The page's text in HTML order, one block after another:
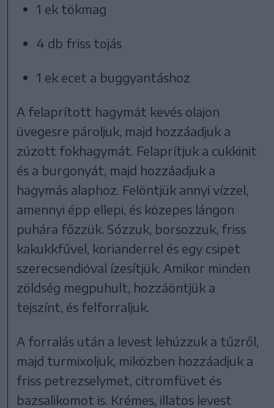
1 ek tökmag
4 db friss tojás
1 ek ecet a buggyantáshoz
A felaprított hagymát kevés olajon
üvegesre pároljuk, majd hozzáadjuk a
zúzott fokhagymát. Felaprítjuk a cukkinit
és a burgonyát, majd hozzáadjuk a
hagymás alaphoz. Felöntjük annyi vízzel,
amennyi épp ellepi, és közepes lángon
puhára főzzük. Sózzuk, borsozzuk, friss
kakukkfűvel, korianderrel és egy csipet
szerecsendióval ízesítjük. Amikor minden
zöldség megpuhult, hozzáöntjük a
tejszínt, és felforraljuk.
A forralás után a levest lehúzzuk a tűzről,
majd turmixoljuk, miközben hozzáadjuk a
friss petrezselymet, citromfüvet és
bazsalikomot is. Krémes, illatos levest